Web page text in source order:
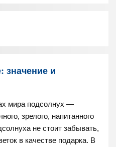
значение и
мира подсолнух —
зрелого, напитанного
не стоит забывать,
в качестве подарка. В